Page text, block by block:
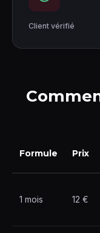
Client vérifié
Formule Prix
1 mois 12 €